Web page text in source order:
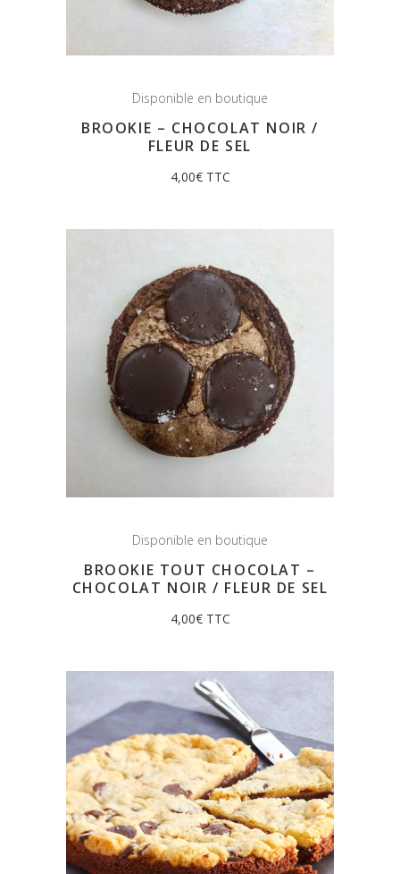
Disponible en boutique
BROOKIE – CHOCOLAT NOIR /
FLEUR DE SEL
4,00€ TTC
Disponible en boutique
BROOKIE TOUT CHOCOLAT –
CHOCOLAT NOIR / FLEUR DE SEL
4,00€ TTC